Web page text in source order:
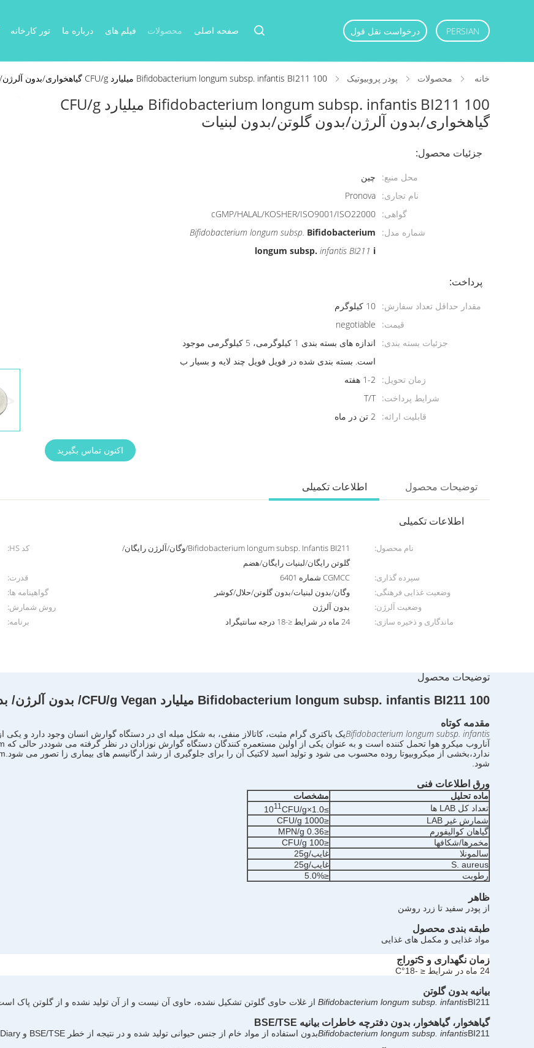
صفحه اصلی محصولات فیلم های درباره ما تور کارخانه درخواست نقل قول PERSIAN
خانه محصولات پودر پروبیوتیک Bifidobacterium longum subsp. infantis BI211 100 میلیارد CFU/g گیاهخواری/بدون آلرژن/بدون گلوتن/بدون لبنیات
Bifidobacterium longum subsp. infantis BI211 100 میلیارد CFU/g
گیاهخواری/بدون آلرژن/بدون گلوتن/بدون لبنیات
جزئیات محصول:
محل منبع:
چین
نام تجاری: Pronova
گواهی: cGMP/HALAL/KOSHER/ISO9001/ISO22000
شماره مدل:
Bifidobacterium longum subsp. Bifidobacterium
longum subsp. infantis BI211 i
پرداخت:
مقدار حداقل تعداد سفارش: 10 کیلوگرم
قیمت:
negotiable
جزئیات بسته بندی:
اندازه های بسته بندی 1 کیلوگرمی، 5 کیلوگرمی موجود
است. بسته بندی شده در فویل فویل چند لایه و بسیار ب
زمان تحویل:
1-2 هفته
شرایط پرداخت: T/T
قابلیت ارائه:
2 تن در ماه
اکنون تماس بگیرید
اطلاعات تکمیلی توضیحات محصول
اطلاعات تکمیلی
نام محصول:
Bifidobacterium longum subsp. Infantis BI211/وگان/آلرژن رایگان/
گلوتن رایگان/لبنیات رایگان/هضم
کد HS:
سپرده گذاری: CGMCC شماره 6401 قدرت:
وضعیت غذایی فرهنگی:
وگان/بدون لبنیات/بدون گلوتن/حلال/کوشر گواهینامه ها:
وضعیت آلرژن:
بدون آلرژن روش شمارش:
ماندگاری و ذخیره سازی:
24 ماه در شرایط ≤-18 درجه سانتیگراد برنامه:
توضیحات محصول
Bifidobacterium longum subsp. infantis BI211 100 میلیارد CFU/g Ve gan/ بدون آلرژن/ بدون گلوتن/ لبنیات
مقدمه کوتاه
Bifidobacterium longum subsp. infantis
شود.
ورق اطلاعات فنی
ماده تحلیل
مشخصات
تعداد کل LAB ها
≥1.0×10
11 CFU/g
شمارش غیر LAB
≤1000 CFU/g
گیاهان کوالیفورم
≤0.36 MPN/g
مخمرها/شکافها
≤100 CFU/g
سالمونلا
غایب/25g
S. aureus
غایب/25g
رطوبت
≤5.0%
ظاهر
از پودر سفيد تا زرد روشن
طبقه بندی محصول
مواد غذایی و مکمل های غذایی
زمان نگهداری و S توراج
24 ماه در شرایط ≤ -18°C
بیانیه بدون گلوتن
Bifidobacterium longum subsp. infantisBI211 از غلات حاوی گلوتن تشکیل نشده، حاوی آن نیست و از آن تولید نشده و از گلوتن پاک است.
گیاهخوار، گیاهخوار، بدون دفترچه خاطرات بیانیه BSE/TSE
Bifidobacterium longum subsp. infantisBI211 بدون استفاده از مواد خام از جنس حیوانی تولید شده و در نتیجه از خطر BSE/TSE و Diary پاک است. برای گیاهخواران و گیاهخواران مناسب است.